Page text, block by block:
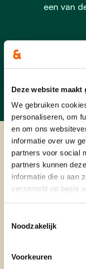
Deze website
We gebruiken
personaliseren, om
en om ons
informatie over uw
partners voor social
partners kunnen
informatie die u aan
verzameld op basis
Noodzakelijk
Voorkeuren
een van
Er zijn geen
in de
cd&v
Blijf op de
Schrijf u in op onze
het laatste